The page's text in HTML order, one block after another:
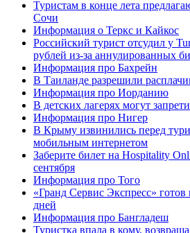
Туристам в конце лета
Сочи
Информация о Теркс и Кайкос
Российский турист отсудил у
рублей из-за аннулированных
Информация про Бахрейн
В Таиланде разрешили
Информация про Иорданию
В детских лагерях могут
Информация про Нигер
В Крыму извинились перед
мобильным интернетом
Заберите билет на Hospitality
сентября
Информация про Того
«Гранд Сервис Экспресс» готов
дней
Информация про Бангладеш
Туристка впала в кому,